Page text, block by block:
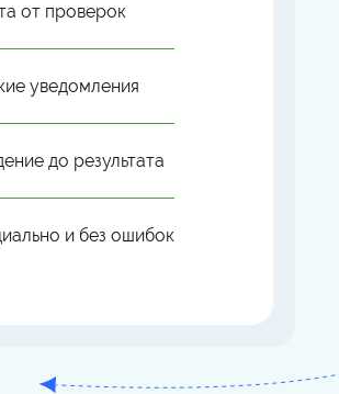
от проверок
уведомления
до результата
и без ошибок